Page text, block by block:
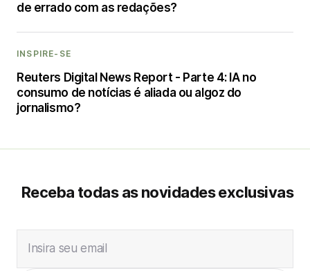
de errado com as redações?
INSPIRE-SE
Reuters Digital News Report - Parte 4: IA no
consumo de notícias é aliada ou algoz do
jornalismo?
Receba todas as novidades exclusivas
Insira seu email